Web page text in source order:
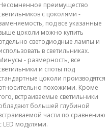
преимущество
с цоколями -
под все указанные
цоколи можно купить
светодиодные лампы и
в светильниках.
- размерность, все
и споты под
цоколи производятся
похожими. Кроме
встраиваемые светильники
большей глубиной
части по сравнению
LED модулями.